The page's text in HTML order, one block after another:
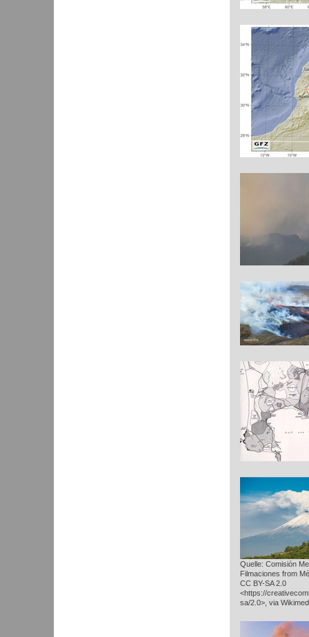
Quelle: Comisión
Filmaciones from
CC BY-SA 2.0
<https://
sa/2.0>, via